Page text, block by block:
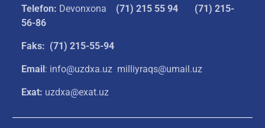
Telefon: Devonxona (71) 215 55 94
(71) 215-
56-86
Faks: (71) 215-55-94
Email: info@uzdxa.uz milliyraqs@umail.uz
Exat: uzdxa@exat.uz